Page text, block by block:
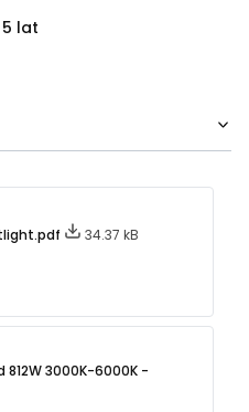
5 lat
34.37 kB
812W 3000K-6000K -